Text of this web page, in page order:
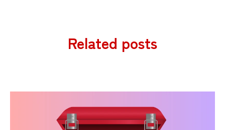
Related posts